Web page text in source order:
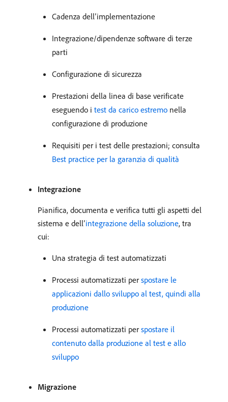
Cadenza dell’implementazione
Integrazione/dipendenze software di terze
parti
Configurazione di sicurezza
Prestazioni della linea di base verificate
eseguendo i test da carico estremo nella
configurazione di produzione
Requisiti per i test delle prestazioni; consulta
Best practice per la garanzia di qualità
Integrazione
Pianifica, documenta e verifica tutti gli aspetti del
sistema e dell’integrazione della soluzione, tra
cui:
Una strategia di test automatizzati
Processi automatizzati per spostare le
applicazioni dallo sviluppo al test, quindi alla
produzione
Processi automatizzati per spostare il
contenuto dalla produzione al test e allo
sviluppo
Migrazione